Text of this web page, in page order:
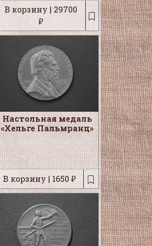
В корзину | 29700
₽
Настольная медаль
«Хельге Пальмранц»
В корзину | 1650 ₽